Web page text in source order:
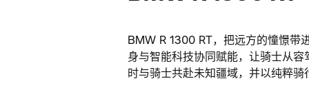
BMW R 1300 RT，把远方的憧憬带
身与智能科技协同赋能，让骑士从
时与骑士共赴未知疆域，并以纯粹